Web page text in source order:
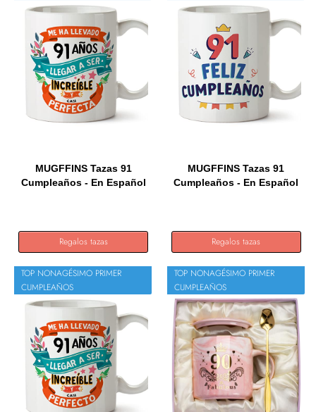
MUGFFINS Tazas 91
Cumpleaños - En Español
Regalos tazas
MUGFFINS Tazas 91
Cumpleaños - En Español
Regalos tazas
TOP NONAGÉSIMO PRIMER
CUMPLEAÑOS
TOP NONAGÉSIMO PRIMER
CUMPLEAÑOS